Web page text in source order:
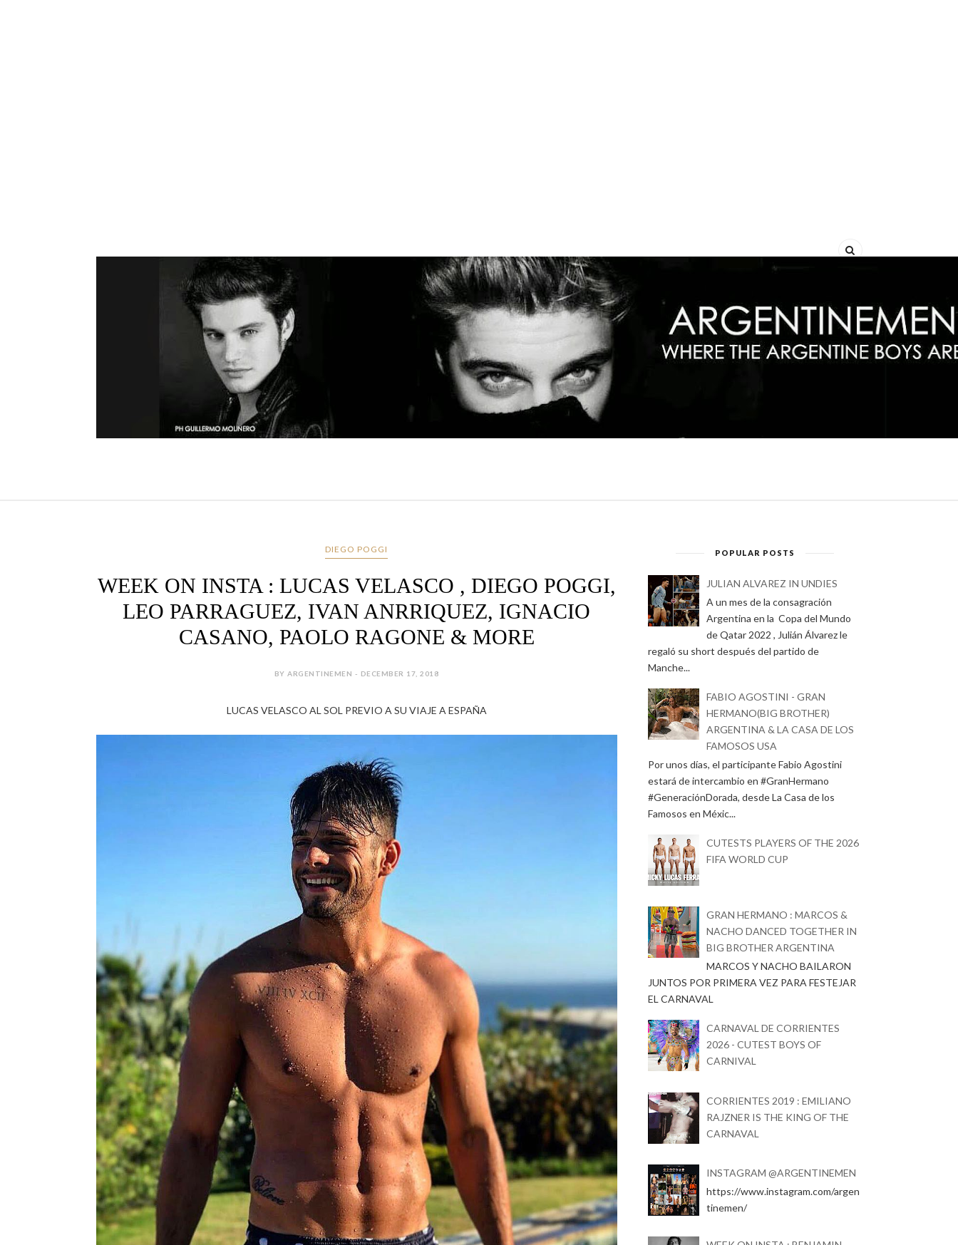
DIEGO POGGI
WEEK ON INSTA : LUCAS VELASCO , DIEGO POGGI,
LEO PARRAGUEZ, IVAN ANRRIQUEZ, IGNACIO
CASANO, PAOLO RAGONE & MORE
BY ARGENTINEMEN - DECEMBER 17, 2018
LUCAS VELASCO AL SOL PREVIO A SU VIAJE A ESPAÑA
POPULAR POSTS
JULIAN ALVAREZ IN UNDIES
A un mes de la consagración
Argentina en la Copa del Mundo
de Qatar 2022 , Julián Álvarez le
regaló su short después del partido de
Manche...
FABIO AGOSTINI - GRAN
HERMANO(BIG BROTHER)
ARGENTINA & LA CASA DE LOS
FAMOSOS USA
Por unos días, el participante Fabio Agostini
estará de intercambio en #GranHermano
#GeneraciónDorada, desde La Casa de los
Famosos en Méxic...
CUTESTS PLAYERS OF THE 2026
FIFA WORLD CUP
GRAN HERMANO : MARCOS &
NACHO DANCED TOGETHER IN
BIG BROTHER ARGENTINA
MARCOS Y NACHO BAILARON
JUNTOS POR PRIMERA VEZ PARA FESTEJAR
EL CARNAVAL
CARNAVAL DE CORRIENTES
2026 - CUTEST BOYS OF
CARNIVAL
CORRIENTES 2019 : EMILIANO
RAJZNER IS THE KING OF THE
CARNAVAL
INSTAGRAM @ARGENTINEMEN
https://www.instagram.com/argen
tinemen/